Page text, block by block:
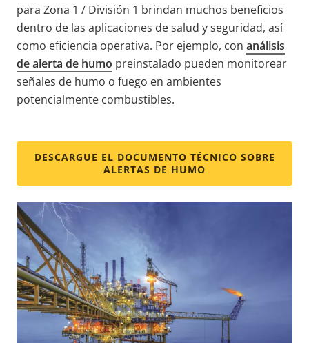
para Zona 1 / División 1 brindan muchos beneficios
dentro de las aplicaciones de salud y seguridad, así
como eficiencia operativa. Por ejemplo, con análisis
de alerta de humo preinstalado pueden monitorear
señales de humo o fuego en ambientes
potencialmente combustibles.
DESCARGUE EL DOCUMENTO TÉCNICO SOBRE
ALERTAS DE HUMO